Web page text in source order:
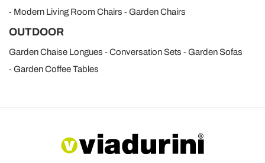
Modern Living Room Chairs
Garden Chairs
OUTDOOR
Garden Chaise Longues Conversation Sets
Garden Sofas
Garden Coffee Tables